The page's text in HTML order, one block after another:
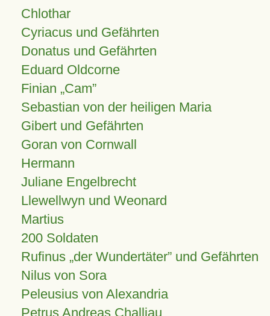
Chlothar
Cyriacus und Gefährten
Donatus und Gefährten
Eduard Oldcorne
Finian Cam
Sebastian von der heiligen Maria
Gibert und Gefährten
Goran von Cornwall
Hermann
Juliane Engelbrecht
Llewellwyn und Weonard
Martius
200 Soldaten
Rufinus „der Wundertäter” und Gefährten
Nilus von Sora
Peleusius von Alexandria
Petrus Andreas Challiau